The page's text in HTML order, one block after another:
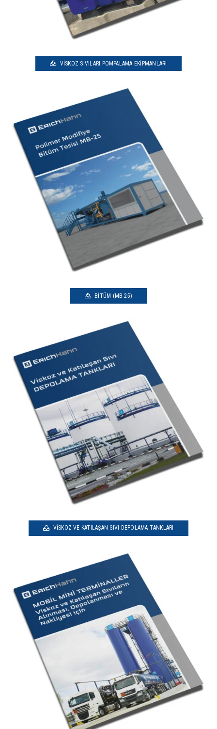
VISKOZ SIVILARI POMPALAMA EKIPMANLARI
BITÜM (MB-25)
VISKOZ VE KATILAŞAN SIVI DEPOLAMA TANKLARI